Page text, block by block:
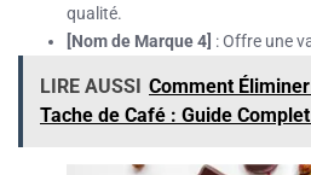
qualité.
[Nom de Marque 4] : Offre une
LIRE AUSSI Comment
Tache de Café : Guide